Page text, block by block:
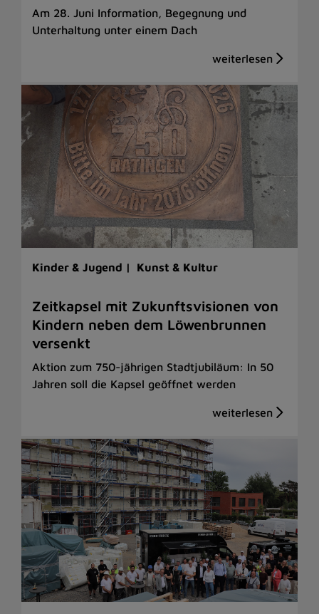
Am 28. Juni Information, Begegnung und
Unterhaltung unter einem Dach
Kinder & Jugend | Kunst & Kultur
Zeitkapsel mit Zukunftsvisionen von
Kindern neben dem Löwenbrunnen
versenkt
Aktion zum 750-jährigen Stadtjubiläum: In 50
Jahren soll die Kapsel geöffnet werden